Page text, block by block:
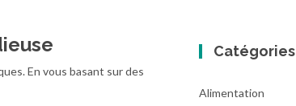
En vous basant sur des
Catégories
Alimentation